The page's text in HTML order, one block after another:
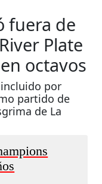
fuera de
Plate
octavos
por
partido de
de La